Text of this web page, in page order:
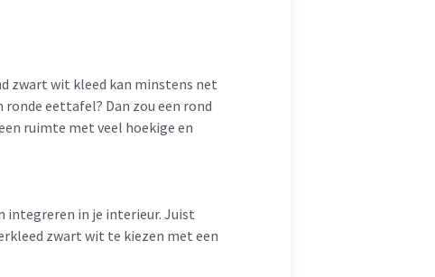
zwart wit kleed kan minstens net
eettafel? Dan zou een rond
ruimte met veel hoekige en
integreren in je interieur. Juist
zwart wit te kiezen met een